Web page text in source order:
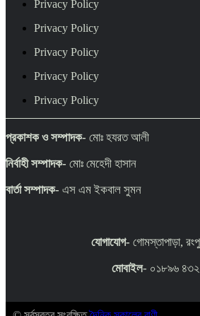
Privacy Policy
Privacy Policy
Privacy Policy
Privacy Policy
Privacy Policy
প্রকাশক ও সম্পাদক- মোঃ হযরত আলী
নির্বাহী সম্পাদক- মোঃ মেহেদী হাসান
বার্তা সম্পাদক- এস এম ইকবাল সুমন
যোগাযোগ- গোমস্তাপাড়া,
মোবাইল- ০১৮৯৬